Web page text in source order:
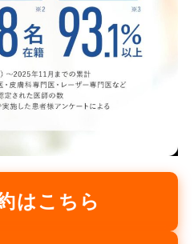
はこちら